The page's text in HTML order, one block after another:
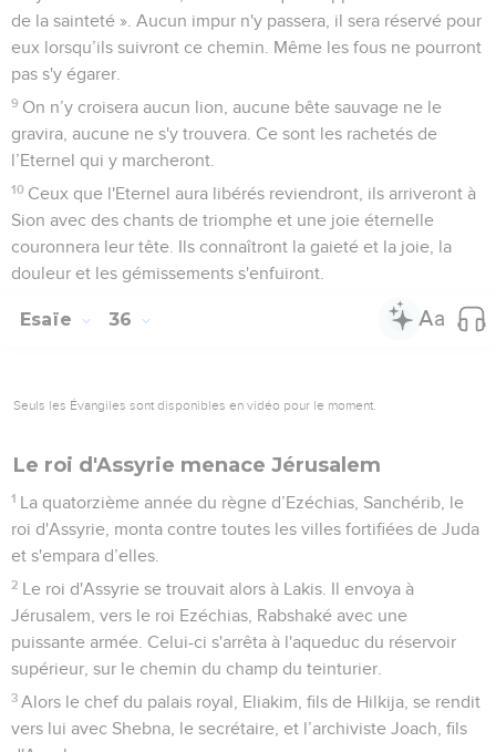
de la sainteté ». Aucun impur n'y passera, il sera réservé pour
eux lorsqu’ils suivront ce chemin. Même les fous ne pourront
pas s'y égarer.
9 On n’y croisera aucun lion, aucune bête sauvage ne le
gravira, aucune ne s'y trouvera. Ce sont les rachetés de
l’Eternel qui y marcheront.
10 Ceux que l'Eternel aura libérés reviendront, ils arriveront à
Sion avec des chants de triomphe et une joie éternelle
couronnera leur tête. Ils connaîtront la gaieté et la joie, la
douleur et les gémissements s'enfuiront.
Esaïe 36
Seuls les Évangiles sont disponibles en vidéo pour le moment.
Le roi d'Assyrie menace Jérusalem
1 La quatorzième année du règne d’Ezéchias, Sanchérib, le
roi d'Assyrie, monta contre toutes les villes fortifiées de Juda
et s'empara d’elles.
2 Le roi d'Assyrie se trouvait alors à Lakis. Il envoya à
Jérusalem, vers le roi Ezéchias, Rabshaké avec une
puissante armée. Celui-ci s'arrêta à l'aqueduc du réservoir
supérieur, sur le chemin du champ du teinturier.
3 Alors le chef du palais royal, Eliakim, fils de Hilkija, se rendit
vers lui avec Shebna, le secrétaire, et l’archiviste Joach, fils